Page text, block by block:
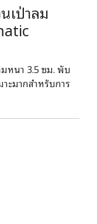
เป่าลม
หนา 3.5 ซม. พับ
ะมากสำหรับการ